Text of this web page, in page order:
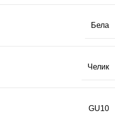
Бела
Челик
GU10